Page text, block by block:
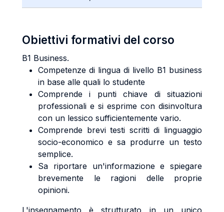
Obiettivi formativi del corso
B1 Business.
Competenze di lingua di livello B1 business
in base alle quali lo studente
Comprende i punti chiave di situazioni
professionali e si esprime con disinvoltura
con un lessico sufficientemente vario.
Comprende brevi testi scritti di linguaggio
socio-economico e sa produrre un testo
semplice.
Sa riportare un'informazione e spiegare
brevemente le ragioni delle proprie
opinioni.
L'insegnamento è strutturato in un unico